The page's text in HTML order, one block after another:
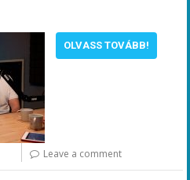
OLVASS TOVÁBB!
Leave a comment